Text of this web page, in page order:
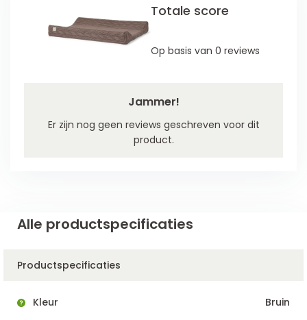
Jammer!
Er zijn nog geen reviews geschreven voor dit
product.
Totale score
Op basis van 0 reviews
Alle productspecificaties
Productspecificaties
Kleur Bruin